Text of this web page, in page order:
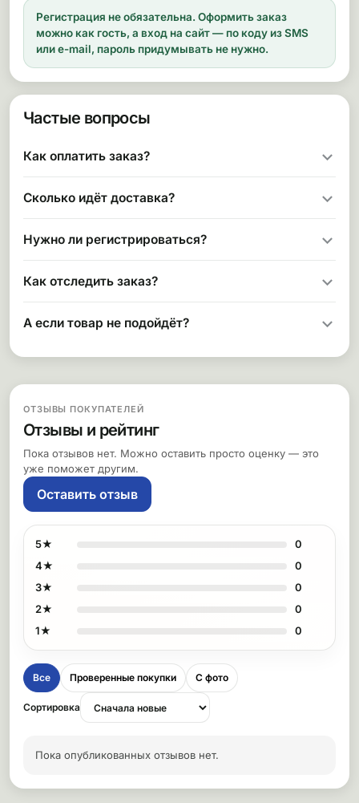
Регистрация не обязательна. Оформить заказ
можно как гость, а вход на сайт — по коду из SMS
или e-mail, пароль придумывать не нужно.
Частые вопросы
Как оплатить заказ?
Сколько идёт доставка?
Нужно ли регистрироваться?
Как отследить заказ?
А если товар не подойдёт?
ОТЗЫВЫ ПОКУПАТЕЛЕЙ
Отзывы и рейтинг
Пока отзывов нет. Можно оставить просто оценку — это
уже поможет другим.
Оставить отзыв
5★
0
4★
0
3★
0
2★
0
1★
0
Все Проверенные покупки С фото
Сортировка
Пока опубликованных отзывов нет.